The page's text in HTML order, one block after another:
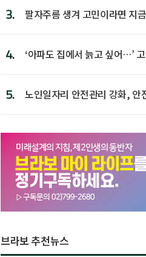
3. 팔자주름 생겨 고민이라면 지
4.
‘아파도 집에서 늙고 싶어…’
5.
노인일자리 안전관리 강화, 안
브라보 추천뉴스